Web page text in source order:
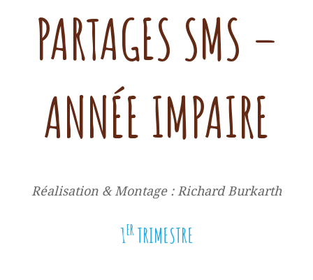
PARTAGES SMS –
ANNÉE IMPAIRE
Réalisation & Montage : Richard Burkarth
1ERTRIMESTRE